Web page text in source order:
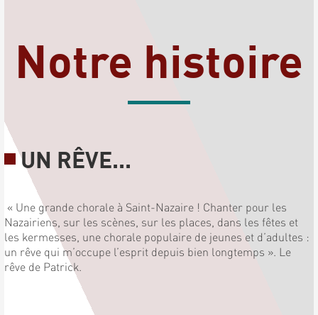
Notre histoire
UN RÊVE...
« Une grande chorale à Saint-Nazaire ! Chanter pour les
Nazairiens, sur les scènes, sur les places, dans les fêtes et
les kermesses, une chorale populaire de jeunes et d’adultes :
un rêve qui m’occupe l’esprit depuis bien longtemps ». Le
rêve de Patrick.